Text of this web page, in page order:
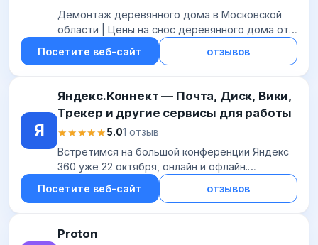
Демонтаж деревянного дома в Московской
области | Цены на снос деревянного дома от
компании GPA Group
Посетите веб-сайт отзывов
Я
Яндекс.Коннект — Почта, Диск, Вики,
Трекер и другие сервисы для работы
★★★★★
★★★★★5.01 отзыв
Встретимся на большой конференции Яндекс
360 уже 22 октября, онлайн и офлайн.
Подписывайтесь, чтобы следить за новостями!
Посетите веб-сайт отзывов
Proton